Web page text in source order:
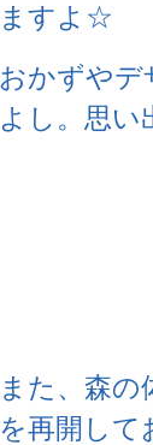
ますよ☆
おかずやデ
よし。思い
また、森
を再開して